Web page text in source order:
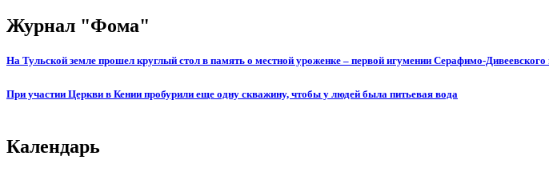
Журнал "Фома"
На Тульской земле прошел круглый стол в память о местной уроженке – первой игумении Серафимо-
При участии Церкви в Кении пробурили еще одну скважину, чтобы у людей была питьевая вода
Календарь